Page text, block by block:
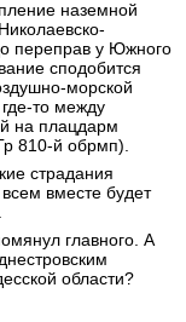
наземной
переправ у Южного
сподобится
морской
то между
на плацдарм
810-й обрмп).
страдания
вместе будет
главного. А
области?